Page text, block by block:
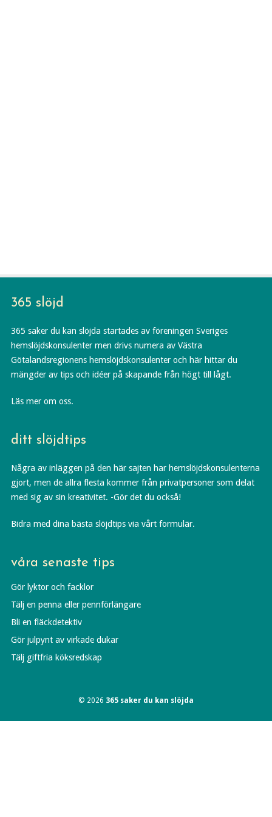
365 slöjd
365 saker du kan slöjda startades av föreningen Sveriges
hemslöjdskonsulenter men drivs numera av Västra
Götalandsregionens hemslöjdskonsulenter och här hittar du
mängder av tips och idéer på skapande från högt till lågt.
Läs mer om oss.
ditt slöjdtips
Några av inläggen på den här sajten har hemslöjdskonsulenterna
gjort, men de allra flesta kommer från privatpersoner som delat
med sig av sin kreativitet. -Gör det du också!
Bidra med dina bästa slöjdtips via vårt formulär.
våra senaste tips
Gör lyktor och facklor
Tälj en penna eller pennförlängare
Bli en fläckdetektiv
Gör julpynt av virkade dukar
Tälj giftfria köksredskap
© 2026 365 saker du kan slöjda